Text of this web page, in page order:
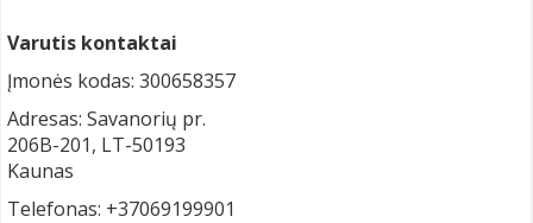
Varutis kontaktai
Įmonės kodas: 300658357
Adresas: Savanorių pr.
206B-201, LT-50193
Kaunas
Telefonas: +37069199901